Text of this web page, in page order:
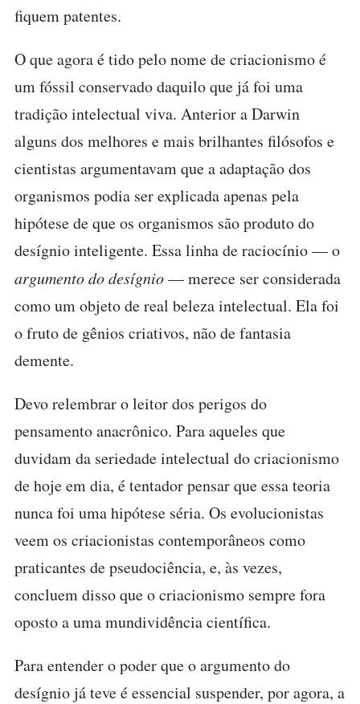
fiquem patentes.
O que agora é tido pelo nome de criacionismo é
um fóssil conservado daquilo que já foi uma
tradição intelectual viva. Anterior a Darwin
alguns dos melhores e mais brilhantes filósofos e
cientistas argumentavam que a adaptação dos
organismos podia ser explicada apenas pela
hipótese de que os organismos são produto do
desígnio inteligente. Essa linha de raciocínio — o
argumento do desígnio— merece ser considerada
como um objeto de real beleza intelectual. Ela foi
o fruto de gênios criativos, não de fantasia
demente.
Devo relembrar o leitor dos perigos do
pensamento anacrônico. Para aqueles que
duvidam da seriedade intelectual do criacionismo
de hoje em dia, é tentador pensar que essa teoria
nunca foi uma hipótese séria. Os evolucionistas
veem os criacionistas contemporâneos como
praticantes de pseudociência, e, às vezes,
concluem disso que o criacionismo sempre fora
oposto a uma mundividência científica.
Para entender o poder que o argumento do
desígnio já teve é essencial suspender, por agora, a